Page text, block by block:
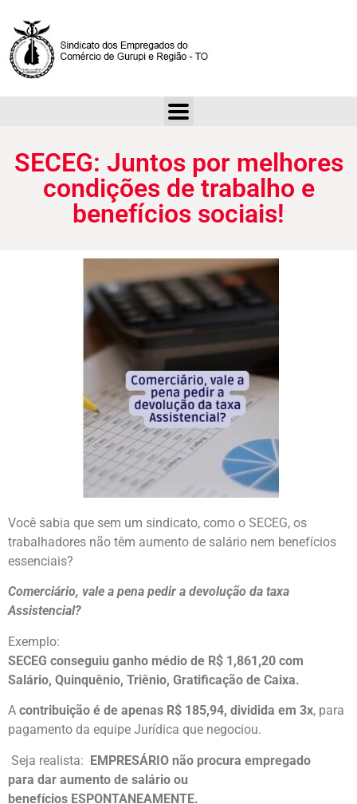
SECEG: Juntos por melhores
condições de trabalho e
benefícios sociais!
Você sabia que sem um sindicato, como o SECEG, os
trabalhadores não têm aumento de salário nem benefícios
essenciais?
Comerciário, vale a pena pedir a devolução da taxa
Assistencial?
Exemplo:
SECEG conseguiu ganho médio de R$ 1,861,20 com
Salário, Quinquênio, Triênio, Gratificação de Caixa.
A contribuição é de apenas R$ 185,94, dividida em 3x, para
pagamento da equipe Jurídica que negociou.
Seja realista: EMPRESÁRIO não procura empregado
para dar aumento de salário ou
benefícios ESPONTANEAMENTE.